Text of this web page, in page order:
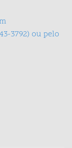
3792) ou pelo